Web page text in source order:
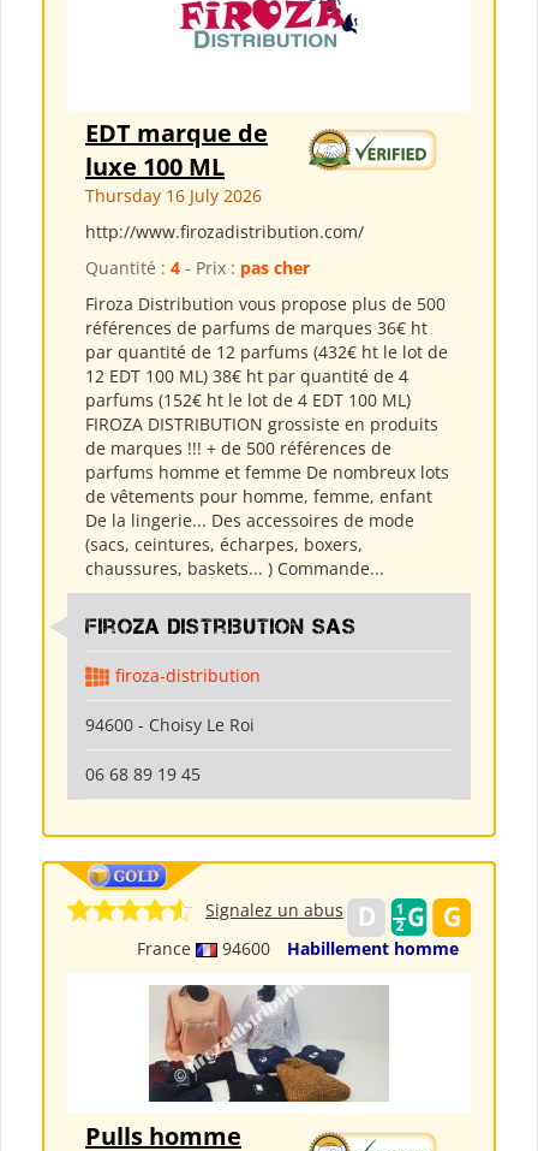
EDT marque de
luxe 100 ML
Thursday 16 July 2026
http://www.firozadistribution.com/
Quantité : 4 - Prix : pas cher
Firoza Distribution vous propose plus de 500
références de parfums de marques 36€ ht
par quantité de 12 parfums (432€ ht le lot de
12 EDT 100 ML) 38€ ht par quantité de 4
parfums (152€ ht le lot de 4 EDT 100 ML)
FIROZA DISTRIBUTION grossiste en produits
de marques !!! + de 500 références de
parfums homme et femme De nombreux lots
de vêtements pour homme, femme, enfant
De la lingerie... Des accessoires de mode
(sacs, ceintures, écharpes, boxers,
chaussures, baskets... ) Commande...
Firoza Distribution SAS
firoza-distribution
94600 - Choisy Le Roi
06 68 89 19 45
France 94600 Habillement homme
Signalez un abus
Pulls homme